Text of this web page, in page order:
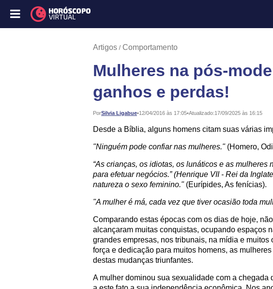
Artigos Comportamento
Mulheres na pós-
ganhos e perdas!
PorSilvia Ligabue•
Publicado: 12/04/2016 às 17:05•Atualizado:17/09/2025 às 16:15
Desde a Bíblia, alguns homens citam suas várias
"Ninguém pode confiar nas mulheres."(Homero,
“As crianças, os idiotas, os lunáticos e as mulheres
para efetuar negócios.” (Henrique VII - Rei da
natureza o sexo feminino."(Eurípides, As fenícias).
"A mulher é má, cada vez que tiver ocasião toda
Comparando estas épocas com os dias de hoje,
alcançaram muitas conquistas, ocupando espaços
grandes empresas, nos tribunais, na mídia e
força e dedicação para muitos homens, as
destas mudanças triunfantes.
A mulher dominou sua sexualidade com a